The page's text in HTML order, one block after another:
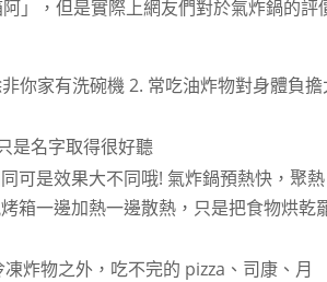
」，但是實際上網友們對於氣炸鍋的評
你家有洗碗機 2. 常吃油炸物對身體負擔
是名字取得很好聽
可是效果大不同哦! 氣炸鍋預熱快，聚熱
箱一邊加熱一邊散熱，只是把食物烘乾
炸物之外，吃不完的 pizza、司康、月